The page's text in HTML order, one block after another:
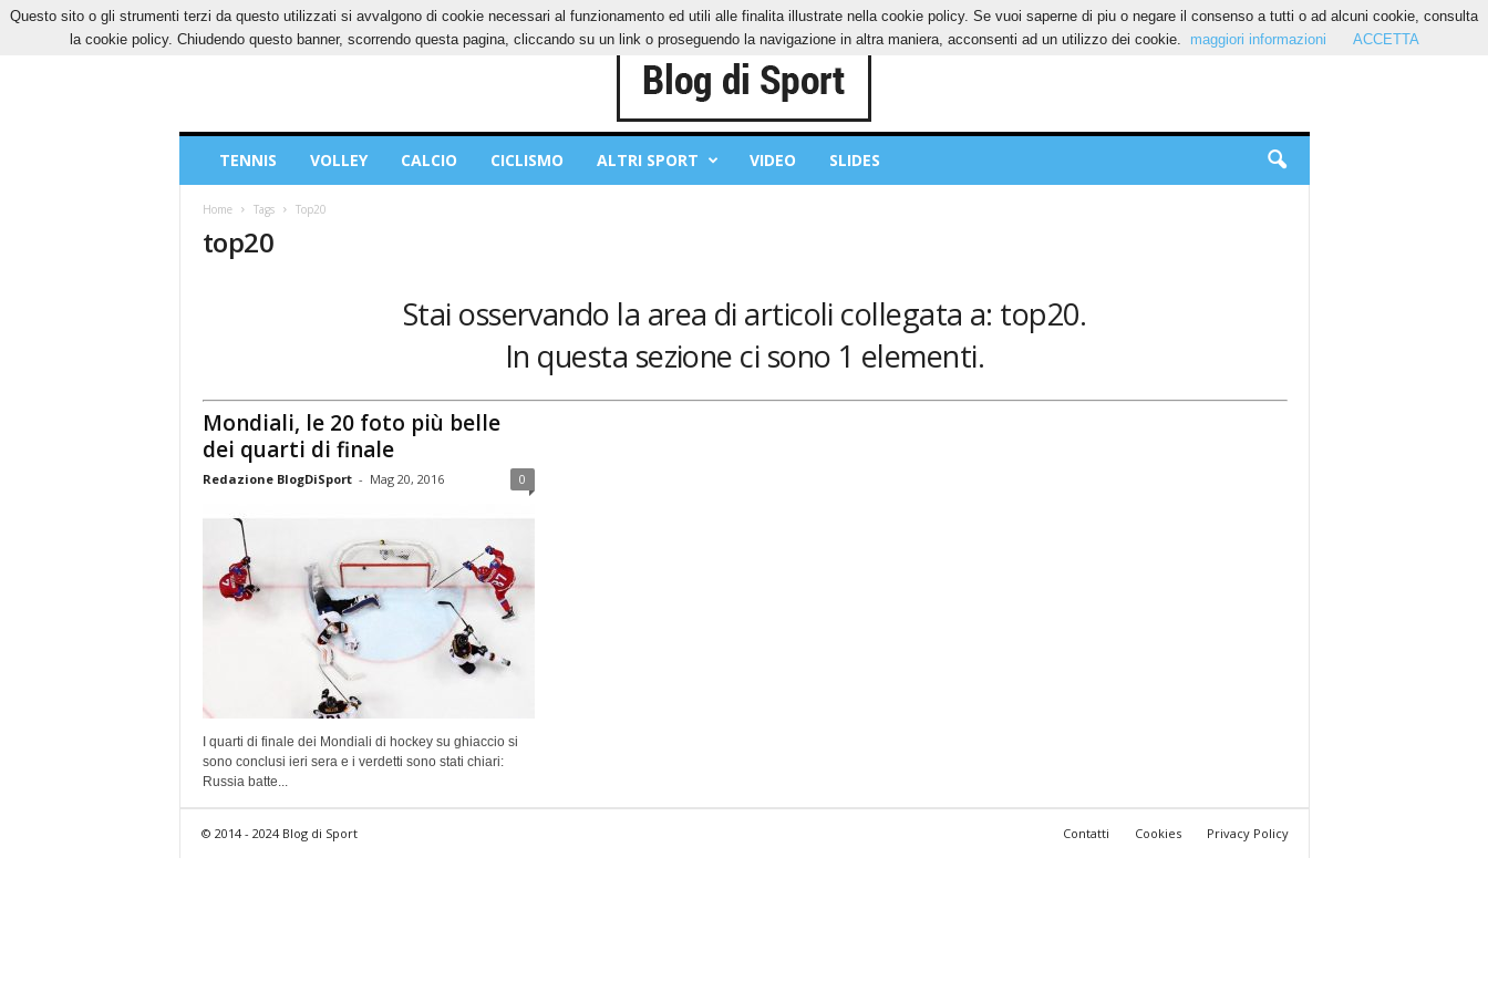
SABATO, 8 AGOSTO 2026 CONTATTI COOKIES PRIVACY POLICY
Sport
TENNIS VOLLEY CALCIO CICLISMO ALTRI SPORT VIDEO SLIDES
Home Tags Top20
top20
Stai osservando la area di articoli collegata a: top20.
In questa sezione ci sono 1 elementi.
Mondiali, le 20 foto più belle
dei quarti di finale
Redazione BlogDiSport - Mag 20, 2016 0
I quarti di finale dei Mondiali di hockey su ghiaccio si
sono conclusi ieri sera e i verdetti sono stati chiari:
Russia batte...
Contatti Cookies Privacy Policy
© 2014 - 2024 Blog di Sport
Questo sito o gli strumenti terzi da questo utilizzati si avvalgono di cookie necessari al funzionamento ed utili alle finalita illustrate nella cookie policy. Se vuoi saperne di piu o negare il consenso a tutti o ad alcuni cookie, consulta
la cookie policy. Chiudendo questo banner, scorrendo questa pagina, cliccando su un link o proseguendo la navigazione in altra maniera, acconsenti ad un utilizzo dei cookie.
maggiori informazioni ACCETTA